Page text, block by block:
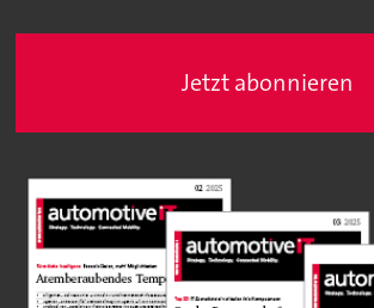
Jetzt abonnieren